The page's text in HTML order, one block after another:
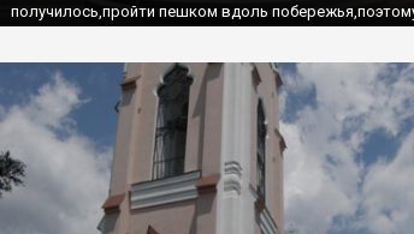
получилось,пройти пешком вдоль